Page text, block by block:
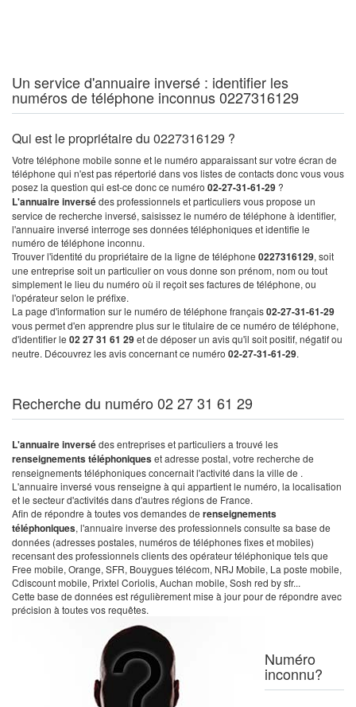
Un service d'annuaire inversé : identifier les
numéros de téléphone inconnus 0227316129
Qui est le propriétaire du 0227316129 ?
Votre téléphone mobile sonne et le numéro apparaissant sur votre écran de
téléphone qui n'est pas répertorié dans vos listes de contacts donc vous vous
posez la question qui est-ce donc ce numéro 02-27-31-61-29 ?
L'annuaire inversédes professionnels et particuliers vous propose un
service de recherche inversé, saisissez le numéro de téléphone à identifier,
l'annuaire inversé interroge ses données téléphoniques et identifie le
numéro de téléphone inconnu.
Trouver l'identité du propriétaire de la ligne de téléphone 0227316129, soit
une entreprise soit un particulier on vous donne son prénom, nom ou tout
simplement le lieu du numéro où il reçoit ses factures de téléphone, ou
l'opérateur selon le préfixe.
La page d'information sur le numéro de téléphone français02-27-31-61-29
vous permet d'en apprendre plus sur le titulaire de ce numéro de téléphone,
d'identifier le 02 27 31 61 29et de déposer un avis qu'il soit positif, négatif ou
neutre. Découvrez les avis concernant ce numéro 02-27-31-61-29.
Recherche du numéro 02 27 31 61 29
L'annuaire inversédes entreprises et particuliers a trouvé les
renseignements téléphoniqueset adresse postal, votre recherche de
renseignements téléphoniques concernait l'activité dans la ville de .
L'annuaire inversé vous renseigne à qui appartient le numéro, la localisation
et le secteur d'activités dans d'autres régions de France.
Afin de répondre à toutes vos demandes de renseignements
téléphoniques, l'annuaire inverse des professionnels consulte sa base de
données (adresses postales, numéros de téléphones fixes et mobiles)
recensant des professionnels clients des opérateur téléphonique tels que
Free mobile, Orange, SFR, Bouygues télécom, NRJ Mobile, La poste mobile,
Cdiscount mobile, Prixtel Coriolis, Auchan mobile, Sosh red by sfr...
Cette base de données est régulièrement mise à jour pour de répondre avec
précision à toutes vos requêtes.
Numéro
inconnu?